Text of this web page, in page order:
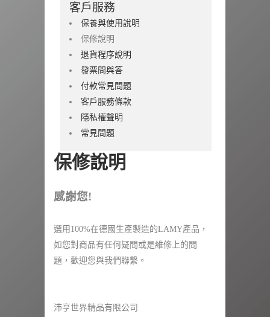
客戶服務
保養與使用說明
保修說明
退貨程序說明
發票問與答
付款常見問題
客戶服務條款
隱私權聲明
常見問題
保修說明
感謝您!
選用100%在德國生產製造的LAMY產品，
如您對商品有任何疑問或是維修上的問
題，歡迎您與我們聯繫。
沛亨世界精品有限公司